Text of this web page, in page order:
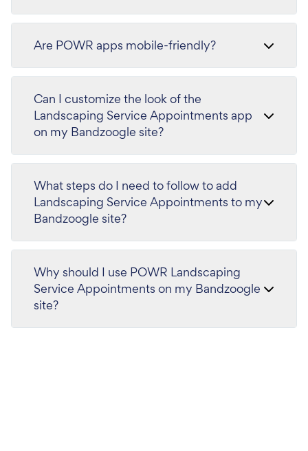
Are POWR apps mobile-friendly?
Can I customize the look of the
Landscaping Service Appointments app
on my Bandzoogle site?
What steps do I need to follow to add
Landscaping Service Appointments to my
Bandzoogle site?
Why should I use POWR Landscaping
Service Appointments on my Bandzoogle
site?